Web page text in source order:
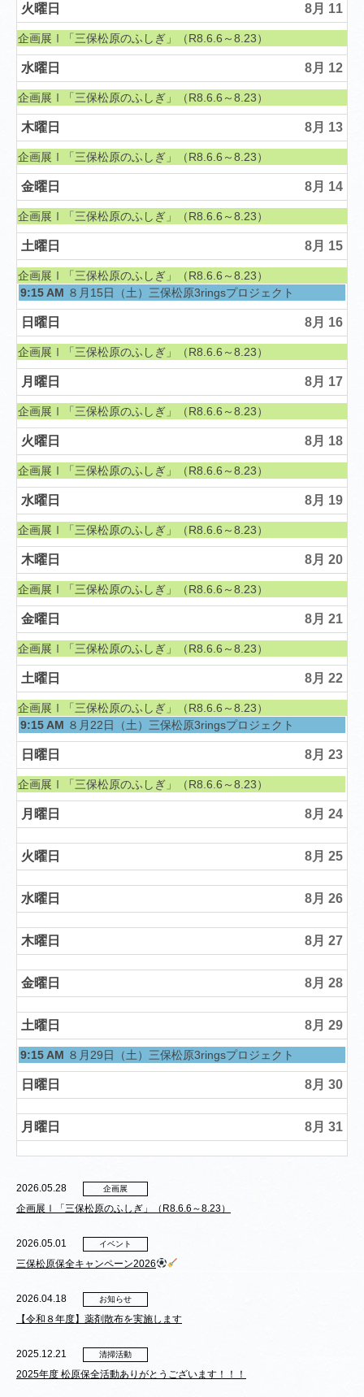
火曜日 8月 11
土曜日, 6月 6th 2026
企画展Ⅰ「三保松原のふしぎ」（R8.6.6～8.23）
水曜日 8月 12
土曜日, 6月 6th 2026
企画展Ⅰ「三保松原のふしぎ」（R8.6.6～8.23）
木曜日 8月 13
土曜日, 6月 6th 2026
企画展Ⅰ「三保松原のふしぎ」（R8.6.6～8.23）
金曜日 8月 14
土曜日, 6月 6th 2026
企画展Ⅰ「三保松原のふしぎ」（R8.6.6～8.23）
土曜日 8月 15
土曜日, 6月 6th 2026
企画展Ⅰ「三保松原のふしぎ」（R8.6.6～8.23）
土曜日, 8月 15th 2026
9:15 AM ８月15日（土）三保松原3ringsプロジェクト
日曜日 8月 16
土曜日, 6月 6th 2026
企画展Ⅰ「三保松原のふしぎ」（R8.6.6～8.23）
月曜日 8月 17
土曜日, 6月 6th 2026
企画展Ⅰ「三保松原のふしぎ」（R8.6.6～8.23）
火曜日 8月 18
土曜日, 6月 6th 2026
企画展Ⅰ「三保松原のふしぎ」（R8.6.6～8.23）
水曜日 8月 19
土曜日, 6月 6th 2026
企画展Ⅰ「三保松原のふしぎ」（R8.6.6～8.23）
木曜日 8月 20
土曜日, 6月 6th 2026
企画展Ⅰ「三保松原のふしぎ」（R8.6.6～8.23）
金曜日 8月 21
土曜日, 6月 6th 2026
企画展Ⅰ「三保松原のふしぎ」（R8.6.6～8.23）
土曜日 8月 22
土曜日, 6月 6th 2026
企画展Ⅰ「三保松原のふしぎ」（R8.6.6～8.23）
土曜日, 8月 22nd 2026
9:15 AM ８月22日（土）三保松原3ringsプロジェクト
日曜日 8月 23
土曜日, 6月 6th 2026
企画展Ⅰ「三保松原のふしぎ」（R8.6.6～8.23）
月曜日 8月 24
火曜日 8月 25
水曜日 8月 26
木曜日 8月 27
金曜日 8月 28
土曜日 8月 29
土曜日, 8月 29th 2026
9:15 AM ８月29日（土）三保松原3ringsプロジェクト
日曜日 8月 30
月曜日 8月 31
2026.05.28 企画展
企画展Ⅰ「三保松原のふしぎ」（R8.6.6～8.23）
2026.05.01 イベント
三保松原保全キャンペーン2026
2026.04.18 お知らせ
【令和８年度】薬剤散布を実施します
2025.12.21 清掃活動
2025年度 松原保全活動ありがとうございます！！！